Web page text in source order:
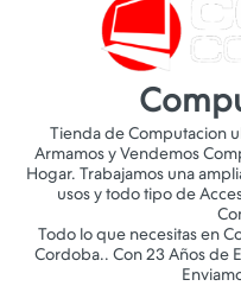
Tienda de Computacion
Armamos y Vendemos
Hogar. Trabajamos una
usos y todo tipo de
Todo lo que necesitas en
Cordoba.. Con 23 Años de